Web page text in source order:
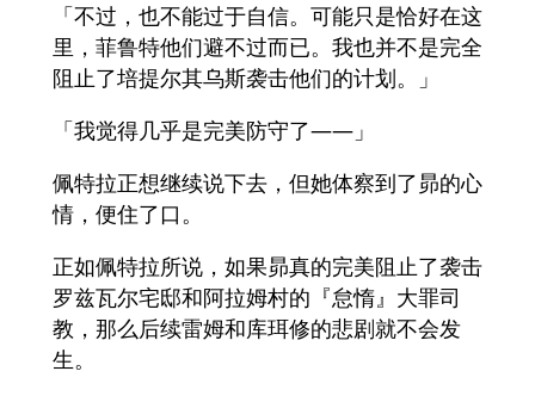
「不过，也不能过于自信。可能只是恰好在这
里，菲鲁特他们避不过而已。我也并不是完全
阻止了培提尔其乌斯袭击他们的计划。」
「我觉得几乎是完美防守了——」
佩特拉正想继续说下去，但她体察到了昴的心
情，便住了口。
正如佩特拉所说，如果昴真的完美阻止了袭击
罗兹瓦尔宅邸和阿拉姆村的『怠惰』大罪司
教，那么后续雷姆和库珥修的悲剧就不会发
生。